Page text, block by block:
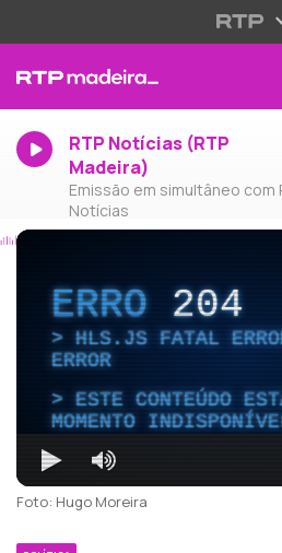
RTP Notícias (RTP
Madeira)
Emissão em simultâneo com
Notícias
ERRO204
HLS.JS FATAL
ERROR
ESTE CONTEÚDO
MOMENTO
Foto: Hugo Moreira